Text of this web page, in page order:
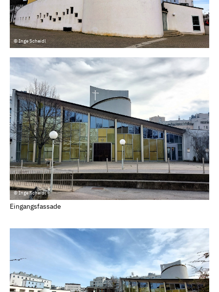
© Inge Scheidl
© Inge Scheidl
Eingangsfassade